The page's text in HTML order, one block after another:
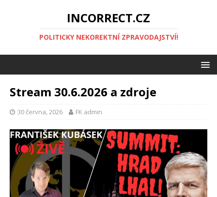
INCORRECT.CZ
POLITICKY NEKOREKTNÍ ZPRAVODAJSTVÍ!
Stream 30.6.2026 a zdroje
30 června, 2026 FK admin